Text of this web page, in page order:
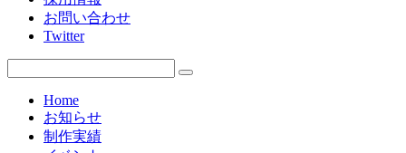
お問い合わせ
Twitter
Home
お知らせ
制作実績